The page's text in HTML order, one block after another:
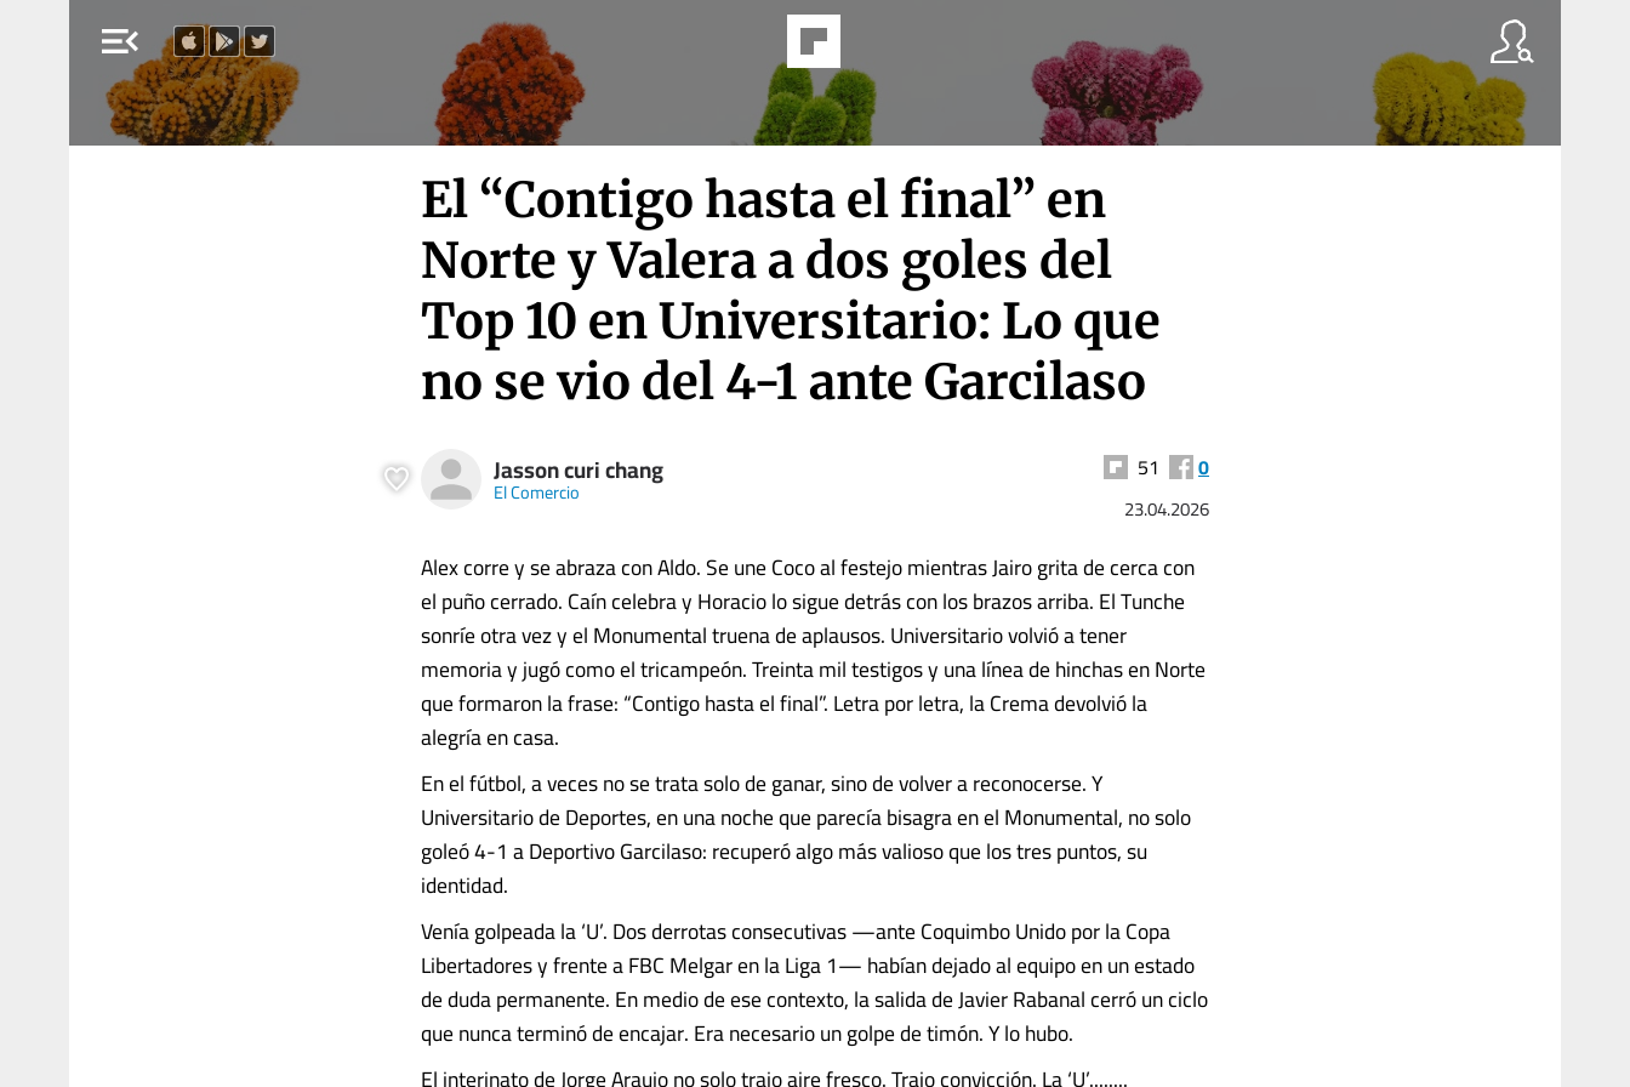
menu_open
El “Contigo hasta el final” en
Norte y Valera a dos goles del
Top 10 en Universitario: Lo que
no se vio del 4-1 ante Garcilaso
Jasson curi chang
El Comercio
51 0
23.04.2026
Alex corre y se abraza con Aldo. Se une Coco al festejo mientras Jairo grita de cerca con
el puño cerrado. Caín celebra y Horacio lo sigue detrás con los brazos arriba. El Tunche
sonríe otra vez y el Monumental truena de aplausos. Universitario volvió a tener
memoria y jugó como el tricampeón. Treinta mil testigos y una línea de hinchas en Norte
que formaron la frase: “Contigo hasta el final”. Letra por letra, la Crema devolvió la
alegría en casa.
En el fútbol, a veces no se trata solo de ganar, sino de volver a reconocerse. Y
Universitario de Deportes, en una noche que parecía bisagra en el Monumental, no solo
goleó 4-1 a Deportivo Garcilaso: recuperó algo más valioso que los tres puntos, su
identidad.
Venía golpeada la ‘U’. Dos derrotas consecutivas —ante Coquimbo Unido por la Copa
Libertadores y frente a FBC Melgar en la Liga 1— habían dejado al equipo en un estado
de duda permanente. En medio de ese contexto, la salida de Javier Rabanal cerró un ciclo
que nunca terminó de encajar. Era necesario un golpe de timón. Y lo hubo.